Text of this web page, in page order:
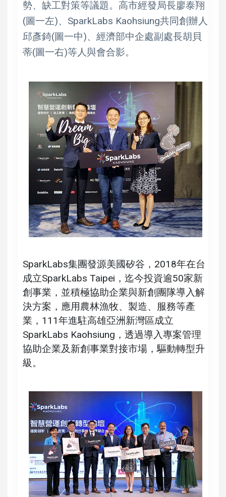
勢、缺工對策等議題。高市經發局長廖泰翔
(圖一左)、SparkLabs Kaohsiung共同創辦人
邱彥錡(圖一中)、經濟部中企處副處長胡貝
蒂(圖一右)等人與會合影。
SparkLabs集團發源美國矽谷，2018年在台
成立SparkLabs Taipei，迄今投資逾50家新
創事業，並積極協助企業與新創團隊導入解
決方案，應用農林漁牧、製造、服務等產
業，111年進駐高雄亞洲新灣區成立
SparkLabs Kaohsiung，透過導入專案管理
協助企業及新創事業對接市場，驅動轉型升
級。